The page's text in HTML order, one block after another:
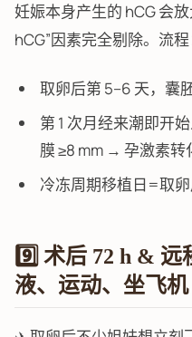
妊娠本身产生的 hCG 会
hCG”因素完全剔除。流程
取卵后第 5–6 天，囊
第 1 次月经来潮即开
膜 ≥8 mm → 孕激素转
冷冻周期移植日=取
9️⃣ 术后 72 h &
液、运动、坐飞机